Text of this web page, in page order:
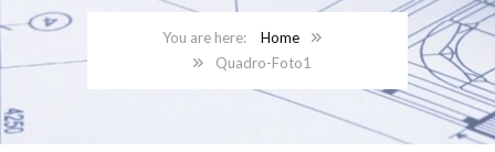
Home
Quadro-Foto1